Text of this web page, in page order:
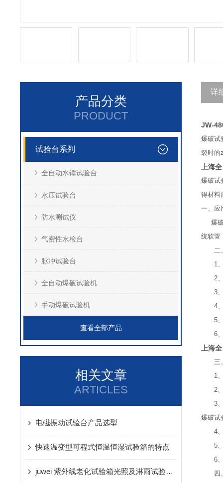
产品分类
PRODUCT
试验台系列
全自动水锤试验台
水压试验台
防水测试仪
气密性水检台
脉冲试验台
全自动爆破试验机
手动爆破试验机
查看全部产品
相关文章
ARTICLES
电磁振动试验台产品选型
快速温变型可程式恒温恒湿试验箱的特点
juwei 紫外线老化试验箱光照及淋雨试验环节介绍
详
JW-
爆破试
裂时的
上海
爆破试
得材料
一、应
爆破
统软管
二、
1、
2、
3、
4、
5、
6、
上海
三、
1、
2、
3、
爆破试
4、
5、
6、
四、